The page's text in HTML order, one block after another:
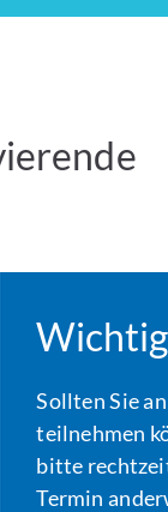
Sollten Sie
teilnehmen
bitte
Termin